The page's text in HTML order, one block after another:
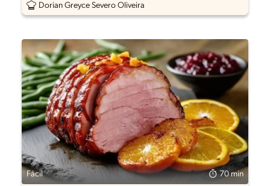
Dorian Greyce Severo Oliveira
Fácil 70 min